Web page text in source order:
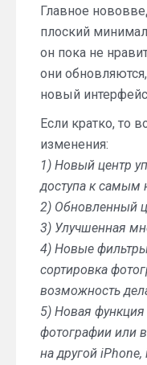
Главное
плоский
он пока не
они
новый
Если кратко, то
изменения:
1) Новый центр
доступа к самым
2) Обновленный
3) Улучшенная
4) Новые
сортировка
возможность
5) Новая
фотографии или
на другой